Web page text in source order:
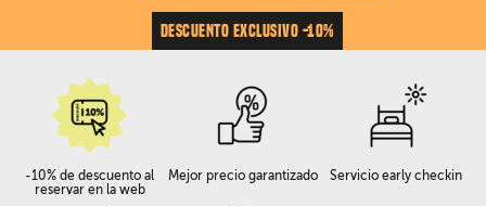
DESCUENTO EXCLUSIVO -10%
-10% de descuento al
reservar en la web
Mejor precio garantizado Servicio early checkin